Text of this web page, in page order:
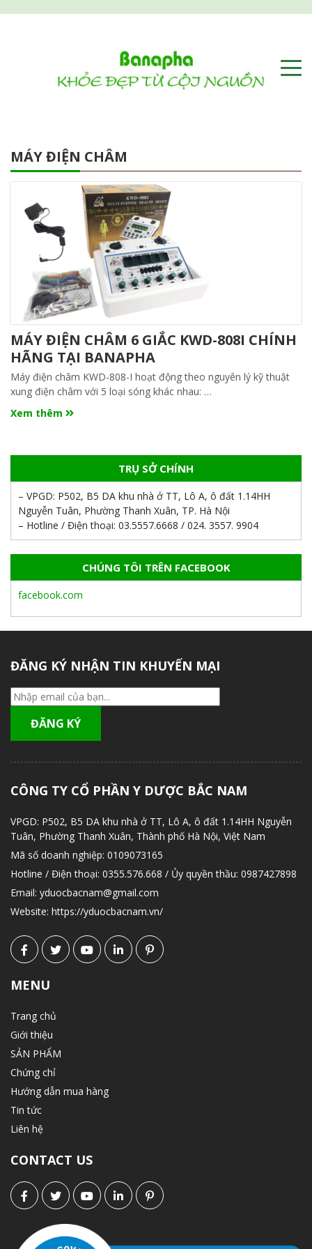
MÁY ĐIỆN CHÂM
MÁY ĐIỆN CHÂM 6 GIẮC KWD-808I CHÍNH
HÃNG TẠI BANAPHA
Máy điện châm KWD-808-I hoạt động theo nguyên lý kỹ thuật
xung điện châm với 5 loại sóng khác nhau: …
Xem thêm
TRỤ SỞ CHÍNH
– VPGD: P502, B5 DA khu nhà ở TT, Lô A, ô đất 1.14HH
Nguyễn Tuân, Phường Thanh Xuân, TP. Hà Nội
– Hotline / Điện thoại: 03.5557.6668 / 024. 3557. 9904
CHÚNG TÔI TRÊN FACEBOOK
facebook.com
ĐĂNG KÝ NHẬN TIN KHUYẾN MẠI
CÔNG TY CỔ PHẦN Y DƯỢC BẮC NAM
VPGD: P502, B5 DA khu nhà ở TT, Lô A, ô đất 1.14HH Nguyễn
Tuân, Phường Thanh Xuân, Thành phố Hà Nội, Việt Nam
Mã số doanh nghiệp: 0109073165
Hotline / Điện thoại: 0355.576.668 / Ủy quyền thầu: 0987427898
Email: yduocbacnam@gmail.com
Website: https://yduocbacnam.vn/
MENU
Trang chủ
Giới thiệu
SẢN PHẨM
Chứng chỉ
Hướng dẫn mua hàng
Tin tức
Liên hệ
CONTACT US